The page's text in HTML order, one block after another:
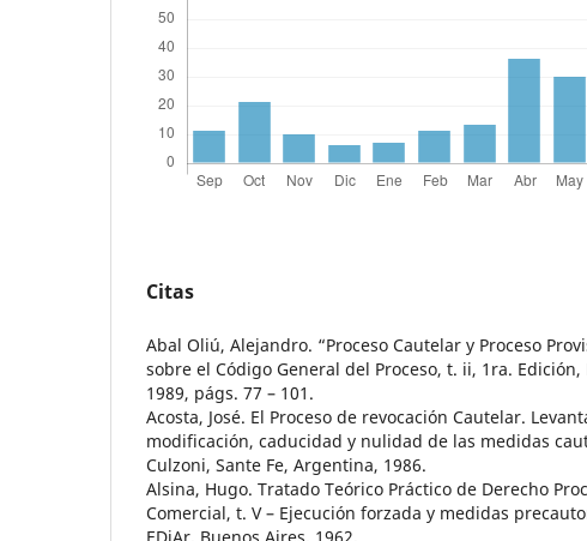
Citas
Abal Oliú, Alejandro. “Proceso Cautelar y Proceso
sobre el Código General del Proceso, t. ii, 1ra. Edición,
1989, págs. 77 – 101.
Acosta, José. El Proceso de revocación Cautelar.
modificación, caducidad y nulidad de las medidas
Culzoni, Sante Fe, Argentina, 1986.
Alsina, Hugo. Tratado Teórico Práctico de Derecho
Comercial, t. V – Ejecución forzada y medidas